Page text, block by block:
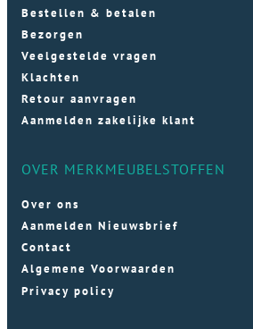
Bestellen & betalen
Bezorgen
Veelgestelde vragen
Klachten
Retour aanvragen
Aanmelden zakelijke klant
OVER MERKMEUBELSTOFFEN
Over ons
Aanmelden Nieuwsbrief
Contact
Algemene Voorwaarden
Privacy policy